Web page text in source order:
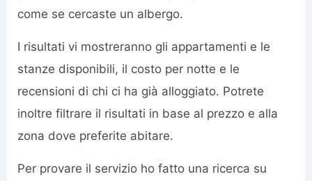
come se cercaste un albergo.
I risultati vi mostreranno gli appartamenti e le
stanze disponibili, il costo per notte e le
recensioni di chi ci ha già alloggiato. Potrete
inoltre filtrare il risultati in base al prezzo e alla
zona dove preferite abitare.
Per provare il servizio ho fatto una ricerca su